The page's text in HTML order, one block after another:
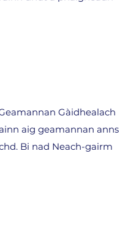
Gàidhealach
aig geamannan anns
Bi nad Neach-gairm